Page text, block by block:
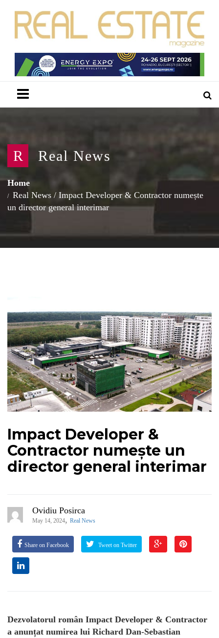
R Real News
Home
Real News / Impact Developer & Contractor numește
un director general interimar
Impact Developer &
Contractor numește un
director general interimar
Ovidiu Posirca
May 14, 2024, Real News
Share on Facebook Tweet on Twitter
Dezvolatorul român Impact Developer & Contractor
a anunțat numirea lui Richard Dan-Sebastian